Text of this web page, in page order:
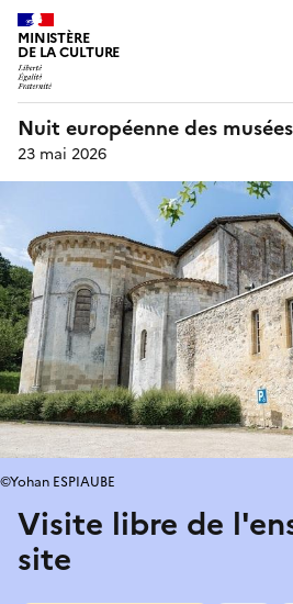
MINISTÈRE
DE LA CULTURE
Nuit européenne des musées
23 mai 2026
Visite libre de
site
©Yohan ESPIAUBE